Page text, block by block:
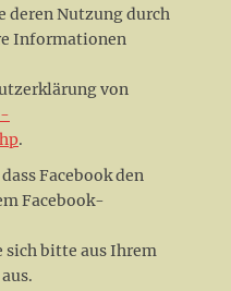
deren Nutzung durch
Informationen
von
.
Facebook den
Facebook-
sich bitte aus Ihrem